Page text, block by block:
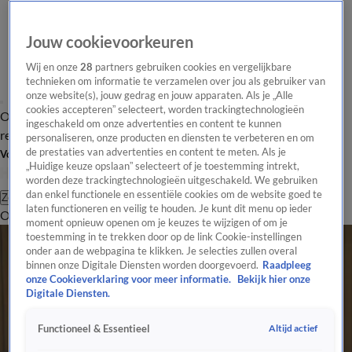
Overzicht Laatste nieuws Regionieuws Het beste van Hart
Tip de
redactie
Volg Hart van Nederland
Zoeken
OverzichtRegioUitzendingenWeerTip de redactiePanelVideo's
Jouw cookievoorkeuren
Wij en onze28 partners gebruiken cookies en vergelijkbare
technieken om informatie te verzamelen over jou als gebruiker van
onze website(s), jouw gedrag en jouw apparaten. Als je „Alle
cookies accepteren” selecteert, worden trackingtechnologieën
ingeschakeld om onze advertenties en content te kunnen
personaliseren, onze producten en diensten te verbeteren en om
de prestaties van advertenties en content te meten. Als je
„Huidige keuze opslaan” selecteert of je toestemming intrekt,
worden deze trackingtechnologieën uitgeschakeld. We gebruiken
dan enkel functionele en essentiële cookies om de website goed te
laten functioneren en veilig te houden. Je kunt dit menu op ieder
moment opnieuw openen om je keuzes te wijzigen of om je
toestemming in te trekken door op de link Cookie-instellingen
onder aan de webpagina te klikken. Je selecties zullen overal
binnen onze Digitale Diensten worden doorgevoerd. Raadpleeg
onze Cookieverklaring voor meer informatie.
Bekijk hier onze
Digitale Diensten.
Functioneel & Essentieel Altijd actief